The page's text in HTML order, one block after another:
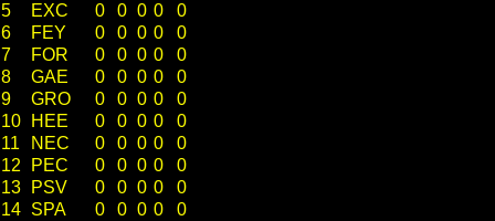
5
EXC 0 0 0 0
0
6
FEY 0 0 0 0
0
7
FOR 0 0 0 0
0
8
GAE 0 0 0 0
0
9
GRO 0 0 0 0
0
10
HEE 0 0 0 0
0
11
NEC 0 0 0 0
0
12
PEC 0 0 0 0
0
13
PSV 0 0 0 0
0
14 SPA 0 0 0 0
0